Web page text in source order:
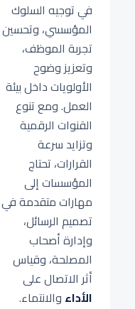
في توجيه السلوك
المؤسسي، وتحسين
تجربة الموظف،
وتعزيز وضوح
الأولويات داخل بيئة
العمل. ومع تنوع
القنوات الرقمية
وتزايد سرعة
القرارات، تحتاج
المؤسسات إلى
مهارات متقدمة في
تصميم الرسائل،
وإدارة أصحاب
المصلحة، وقياس
أثر الاتصال على
الأداء والانتماء.